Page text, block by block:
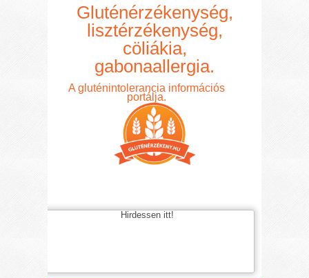
Gluténérzékenység,
lisztérzékenység,
cöliákia,
gabonaallergia.
A gluténintolerancia információs
portálja.
Hirdessen itt!